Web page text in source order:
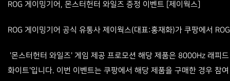
ROG 게이밍기어, 몬스터헌터 와일즈 증정 이벤트 [제이웍스]
ROG 게이밍기어 공식 유통사 제이웍스(대표:홍재화)가 쿠팡에서
'몬스터헌터 와일즈' 게임 제공 프로모션 해당 제품은 8000Hz 래피
화이트'입니다. 이번 이벤트는 쿠팡에서 해당 제품을 구매한 경우 참